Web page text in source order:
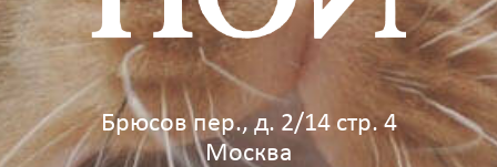
Брюсов пер., д. 2/14 стр. 4
Москва